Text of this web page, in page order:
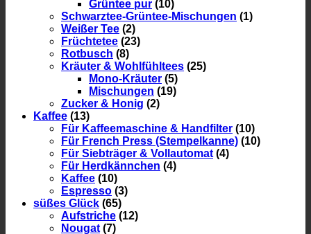
Grüntee pur (10)
Schwarztee-Grüntee-Mischungen (1)
Weißer Tee (2)
Früchtetee (23)
Rotbusch (8)
Kräuter & Wohlfühltees (25)
Mono-Kräuter (5)
Mischungen (19)
Zucker & Honig (2)
Kaffee (13)
Für Kaffeemaschine & Handfilter (10)
Für French Press (Stempelkanne) (10)
Für Siebträger & Vollautomat (4)
Für Herdkännchen (4)
Kaffee (10)
Espresso (3)
süßes Glück (65)
Aufstriche (12)
Nougat (7)